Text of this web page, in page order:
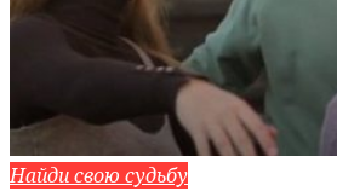
Найди свою судьбу